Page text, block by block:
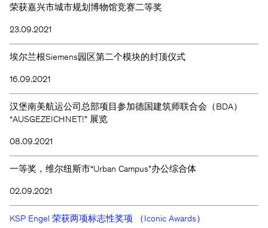
荣获嘉兴市城市规划博物馆竞赛二等奖
23.09.2021
埃尔兰根Siemens园区第二个模块的封顶仪式
16.09.2021
汉堡南美航运公司总部项目参加德国建筑师联合会（BDA）
“AUSGEZEICHNET!” 展览
08.09.2021
一等奖，维尔纽斯市“Urban Campus”办公综合体
02.09.2021
KSP Engel 荣获两项标志性奖项 （Iconic Awards）